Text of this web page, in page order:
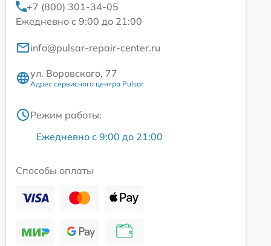
+7 (800) 301-34-05
Ежедневно с 9:00 до 21:00
info@pulsar-repair-center.ru
ул. Воровского, 77
Адрес сервисного центра Pulsar
Режим работы:
Ежедневно с 9:00 до 21:00
Способы оплаты